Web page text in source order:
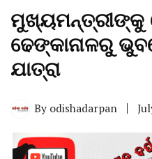
ମୁଖ୍ୟମନ୍ତ୍ରୀଙ୍କୁ
ଢେଙ୍କାନାଳରୁ
ଯାତ୍ରା
By odishadarpan